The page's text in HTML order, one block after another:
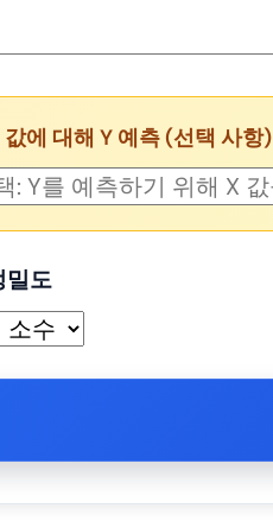
값에 대해 Y 예측 (선택 사항)
밀도